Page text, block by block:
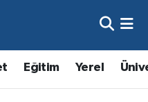
Eğitim Yerel